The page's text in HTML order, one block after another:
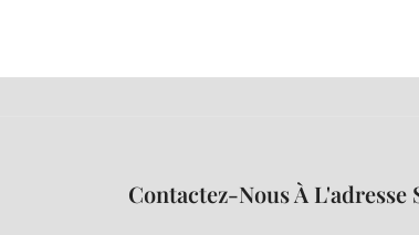
Contactez-Nous À L'adresse